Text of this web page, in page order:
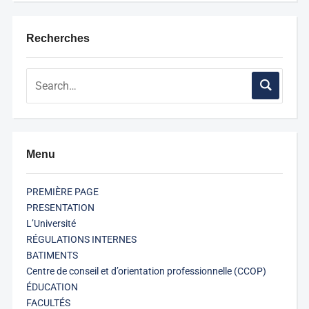
Recherches
Menu
PREMIÈRE PAGE
PRESENTATION
L’Université
RÉGULATIONS INTERNES
BATIMENTS
Centre de conseil et d’orientation professionnelle (CCOP)
ÉDUCATION
FACULTÉS